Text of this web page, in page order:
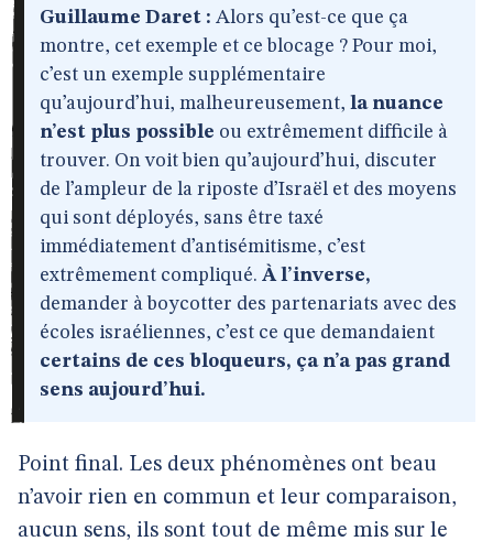
Guillaume Daret : Alors qu’est-ce que ça
montre, cet exemple et ce blocage ? Pour moi,
c’est un exemple supplémentaire
qu’aujourd’hui, malheureusement, la nuance
n’est plus possible ou extrêmement difficile à
trouver. On voit bien qu’aujourd’hui, discuter
de l’ampleur de la riposte d’Israël et des moyens
qui sont déployés, sans être taxé
immédiatement d’antisémitisme, c’est
extrêmement compliqué. À l’inverse,
demander à boycotter des partenariats avec des
écoles israéliennes, c’est ce que demandaient
certains de ces bloqueurs, ça n’a pas grand
sens aujourd’hui.
Point final. Les deux phénomènes ont beau
n’avoir rien en commun et leur comparaison,
aucun sens, ils sont tout de même mis sur le